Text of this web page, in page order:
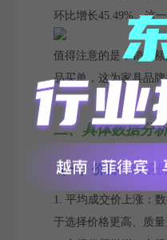
环比增长45.49%。这
值得注意的是，销售
品买单，这为家具品牌
二、具体数据分
（一）价格与市场
1. 平均成交价上涨：
于选择价格更高、质